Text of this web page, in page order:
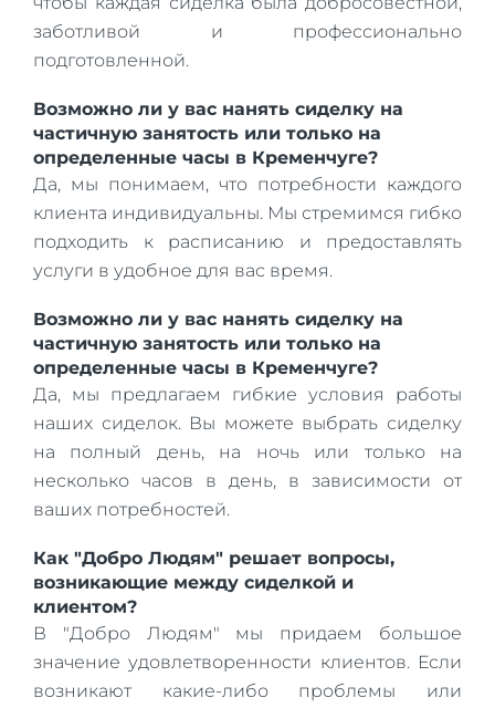
заботливой и профессионально
подготовленной.
Возможно ли у вас нанять сиделку на
частичную занятость или только на
определенные часы в Кременчуге?
Да, мы понимаем, что потребности каждого
клиента индивидуальны. Мы стремимся гибко
подходить к расписанию и предоставлять
услуги в удобное для вас время.
Возможно ли у вас нанять сиделку на
частичную занятость или только на
определенные часы в Кременчуге?
Да, мы предлагаем гибкие условия работы
наших сиделок. Вы можете выбрать сиделку
на полный день, на ночь или только на
несколько часов в день, в зависимости от
ваших потребностей.
Как "Добро Людям" решает вопросы,
возникающие между сиделкой и
клиентом?
В "Добро Людям" мы придаем большое
значение удовлетворенности клиентов. Если
возникают какие-либо проблемы или